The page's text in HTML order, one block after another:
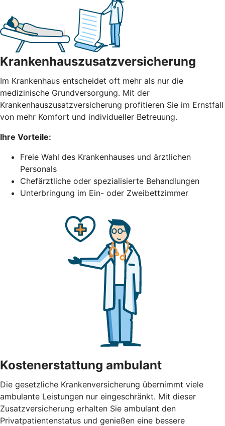
Krankenhauszusatzversicherung
Im Krankenhaus entscheidet oft mehr als nur die
medizinische Grundversorgung. Mit der
Krankenhauszusatzversicherung profitieren Sie im Ernstfall
von mehr Komfort und individueller Betreuung.
Ihre Vorteile:
Freie Wahl des Krankenhauses und ärztlichen
Personals
Chefärztliche oder spezialisierte Behandlungen
Unterbringung im Ein- oder Zweibettzimmer
Kostenerstattung ambulant
Die gesetzliche Krankenversicherung übernimmt viele
ambulante Leistungen nur eingeschränkt. Mit dieser
Zusatzversicherung erhalten Sie ambulant den
Privatpatientenstatus und genießen eine bessere